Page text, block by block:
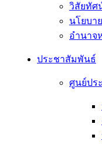
วิสัยทัศ
นโยบา
อํานาจ
ประชาสัมพันธ์
ศูนย์ปร